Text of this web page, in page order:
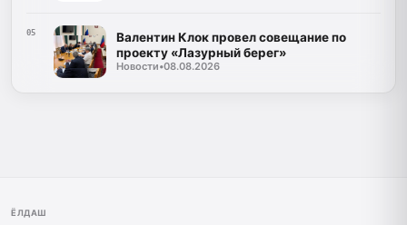
05
Валентин Клок провел совещание по
проекту «Лазурный берег»
Новости•08.08.2026
ЁЛДАШ